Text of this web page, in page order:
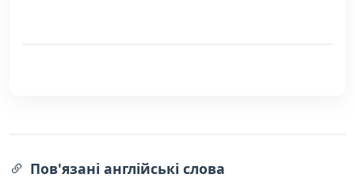
Пов'язані англійські слова